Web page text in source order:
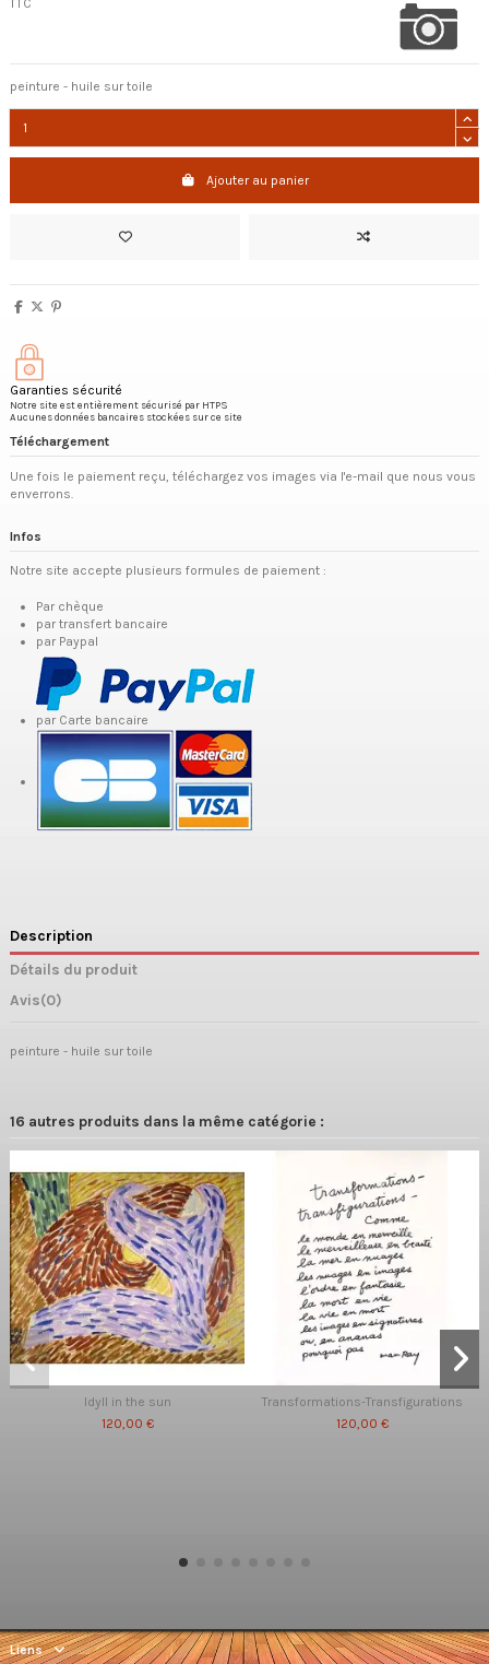
TTC
peinture - huile sur toile
Ajouter au panier
Garanties sécurité
Notre site est entièrement sécurisé par HTPS
Aucunes données bancaires stockées sur ce site
Téléchargement
Une fois le paiement reçu, téléchargez vos images via l'e-mail que nous vous
enverrons.
Infos
Notre site accepte plusieurs formules de paiement :
Par chèque
par transfert bancaire
par Paypal
par Carte bancaire
Description
Détails du produit
Avis(0)
peinture - huile sur toile
16 autres produits dans la même catégorie :
Idyll in the sun
120,00 €
Transformations-Transfigurations
120,00 €
Liens